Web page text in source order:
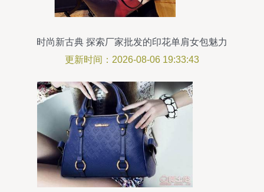
时尚新古典 探索厂家批发的印花单肩女包魅力
更新时间：2026-08-06 19:33:43